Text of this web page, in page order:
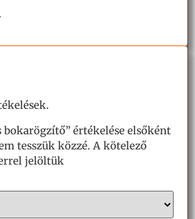
bokarögzítő” értékelése elsőként
tesszük közzé. A kötelező
jelöltük